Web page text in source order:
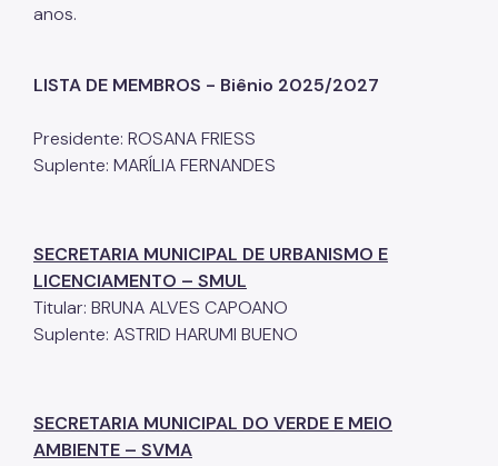
Certificado de Acessibilidade
Elevadores
CEDI - Cadastro de Edificações
Relatórios de Aprovação
anos.
LISTA DE MEMBROS - Biênio 2025/2027
Presidente: ROSANA FRIESS
Suplente: MARÍLIA FERNANDES
SECRETARIA MUNICIPAL DE URBANISMO E
LICENCIAMENTO – SMUL
Titular: BRUNA ALVES CAPOANO
Suplente: ASTRID HARUMI BUENO
SECRETARIA MUNICIPAL DO VERDE E MEIO
AMBIENTE – SVMA